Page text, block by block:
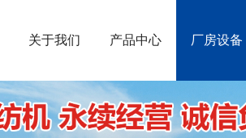
关于我们 产品中心 厂房设备